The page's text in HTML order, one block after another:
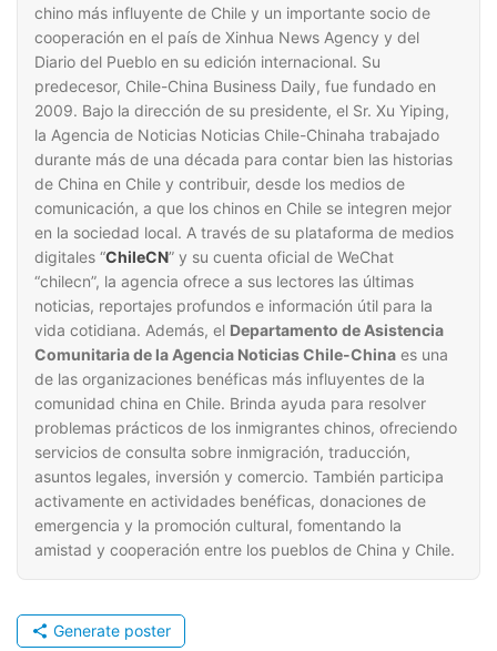
chino más influyente de Chile y un importante socio de
cooperación en el país de Xinhua News Agency y del
Diario del Pueblo en su edición internacional. Su
predecesor, Chile-China Business Daily, fue fundado en
2009. Bajo la dirección de su presidente, el Sr. Xu Yiping,
la Agencia de Noticias Noticias Chile-Chinaha trabajado
durante más de una década para contar bien las historias
de China en Chile y contribuir, desde los medios de
comunicación, a que los chinos en Chile se integren mejor
en la sociedad local. A través de su plataforma de medios
digitales “ChileCN” y su cuenta oficial de WeChat
“chilecn”, la agencia ofrece a sus lectores las últimas
noticias, reportajes profundos e información útil para la
vida cotidiana. Además, el Departamento de Asistencia
Comunitaria de la Agencia Noticias Chile-China es una
de las organizaciones benéficas más influyentes de la
comunidad china en Chile. Brinda ayuda para resolver
problemas prácticos de los inmigrantes chinos, ofreciendo
servicios de consulta sobre inmigración, traducción,
asuntos legales, inversión y comercio. También participa
activamente en actividades benéficas, donaciones de
emergencia y la promoción cultural, fomentando la
amistad y cooperación entre los pueblos de China y Chile.
Generate poster